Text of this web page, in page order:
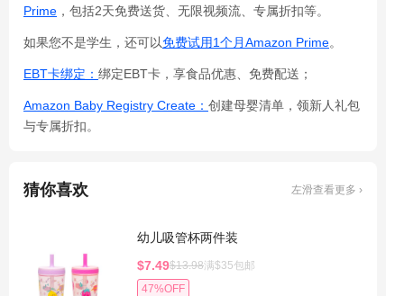
Prime ，包括2天免费送货、无限视频流、专属折扣等。
如果您不是学生，还可以免费试用1个月Amazon Prime。
EBT卡绑定： 绑定EBT卡，享食品优惠、免费配送；
Amazon Baby Registry Create： 创建母婴清单，领新人礼包
与专属折扣。
猜你喜欢 左滑查看更多 ›
幼儿吸管杯两件装
$7.49$13.98满$35包邮
47%OFF